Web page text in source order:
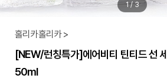
1/3
홀리카홀리카 >
[NEW/런칭특가]에어비티 틴티드 선
50ml